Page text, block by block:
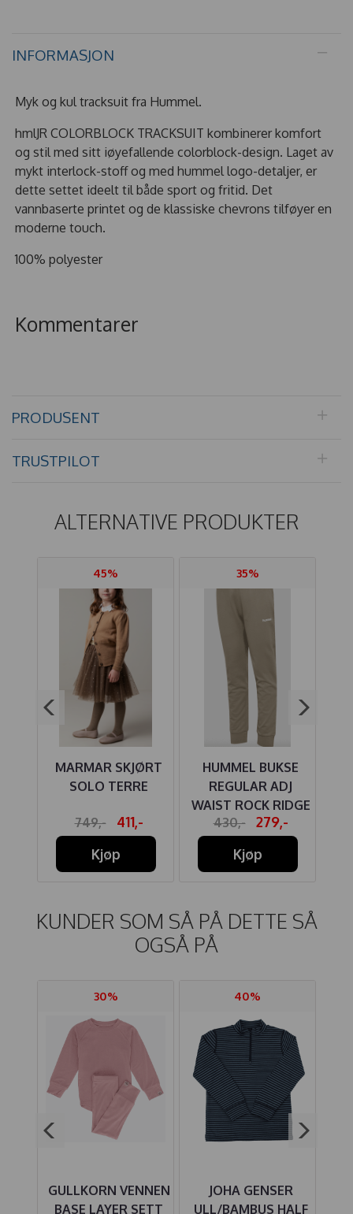
INFORMASJON
Myk og kul tracksuit fra Hummel.
hmlJR COLORBLOCK TRACKSUIT kombinerer komfort
og stil med sitt iøyefallende colorblock-design. Laget av
mykt interlock-stoff og med hummel logo-detaljer, er
dette settet ideelt til både sport og fritid. Det
vannbaserte printet og de klassiske chevrons tilføyer en
moderne touch.
100% polyester
Kommentarer
PRODUSENT
TRUSTPILOT
ALTERNATIVE PRODUKTER
45%
MARMAR SKJØRT
SOLO TERRE
749,-
411,-
Kjøp
35%
HUMMEL BUKSE
REGULAR ADJ
WAIST ROCK RIDGE
430,-
279,-
Kjøp
KUNDER SOM SÅ PÅ DETTE SÅ
OGSÅ PÅ
30%
GULLKORN VENNEN
BASE LAYER SETT
40%
JOHA GENSER
ULL/BAMBUS HALF